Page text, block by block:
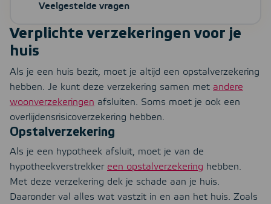
Veelgestelde vragen
Verplichte verzekeringen voor je
huis
Als je een huis bezit, moet je altijd een opstalverzekering
hebben. Je kunt deze verzekering samen met andere
woonverzekeringen afsluiten. Soms moet je ook een
overlijdensrisicoverzekering hebben.
Opstalverzekering
Als je een hypotheek afsluit, moet je van de
hypotheekverstrekker een opstalverzekering hebben.
Met deze verzekering dek je schade aan je huis.
Daaronder val alles wat vastzit in en aan het huis. Zoals